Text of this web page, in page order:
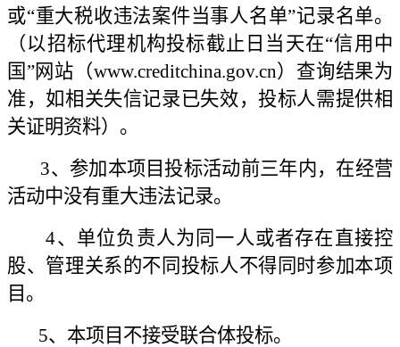
或“重大税收违法案件当事人名单”记录名单。
（以招标代理机构投标截止日当天在“信用中
国”网站（www.creditchina.gov.cn）查询结果为
准，如相关失信记录已失效，投标人需提供相
关证明资料）。
3、参加本项目投标活动前三年内，在经营
活动中没有重大违法记录。
4、单位负责人为同一人或者存在直接控
股、管理关系的不同投标人不得同时参加本项
目。
5、本项目不接受联合体投标。